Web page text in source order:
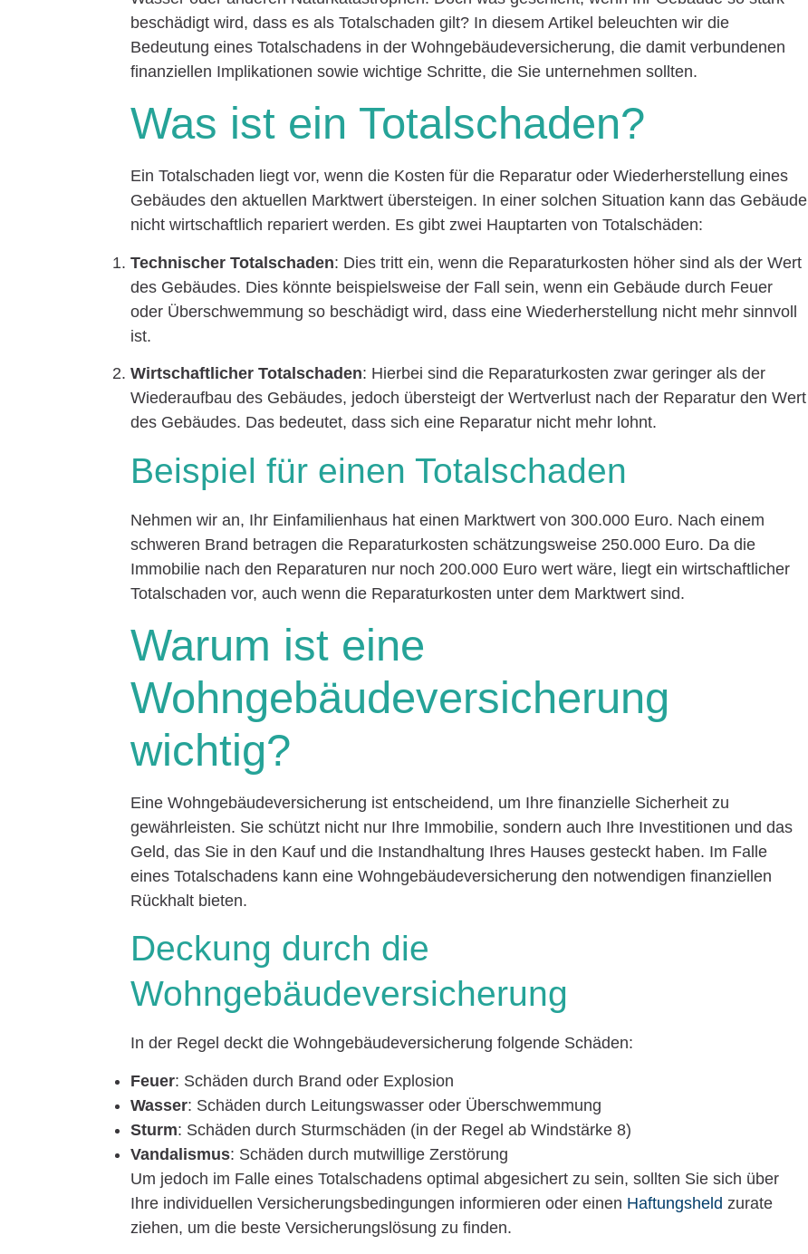
beschädigt wird, dass es als Totalschaden gilt? In diesem Artikel beleuchten wir die
Bedeutung eines Totalschadens in der Wohngebäudeversicherung, die damit verbundenen
finanziellen Implikationen sowie wichtige Schritte, die Sie unternehmen sollten.
Was ist ein Totalschaden?
Ein Totalschaden liegt vor, wenn die Kosten für die Reparatur oder Wiederherstellung eines
Gebäudes den aktuellen Marktwert übersteigen. In einer solchen Situation kann das Gebäude
nicht wirtschaftlich repariert werden. Es gibt zwei Hauptarten von Totalschäden:
Technischer Totalschaden: Dies tritt ein, wenn die Reparaturkosten höher sind als der Wert
des Gebäudes. Dies könnte beispielsweise der Fall sein, wenn ein Gebäude durch Feuer
oder Überschwemmung so beschädigt wird, dass eine Wiederherstellung nicht mehr sinnvoll
ist.
Wirtschaftlicher Totalschaden: Hierbei sind die Reparaturkosten zwar geringer als der
Wiederaufbau des Gebäudes, jedoch übersteigt der Wertverlust nach der Reparatur den Wert
des Gebäudes. Das bedeutet, dass sich eine Reparatur nicht mehr lohnt.
Beispiel für einen Totalschaden
Nehmen wir an, Ihr Einfamilienhaus hat einen Marktwert von 300.000 Euro. Nach einem
schweren Brand betragen die Reparaturkosten schätzungsweise 250.000 Euro. Da die
Immobilie nach den Reparaturen nur noch 200.000 Euro wert wäre, liegt ein wirtschaftlicher
Totalschaden vor, auch wenn die Reparaturkosten unter dem Marktwert sind.
Warum ist eine
Wohngebäudeversicherung
wichtig?
Eine Wohngebäudeversicherung ist entscheidend, um Ihre finanzielle Sicherheit zu
gewährleisten. Sie schützt nicht nur Ihre Immobilie, sondern auch Ihre Investitionen und das
Geld, das Sie in den Kauf und die Instandhaltung Ihres Hauses gesteckt haben. Im Falle
eines Totalschadens kann eine Wohngebäudeversicherung den notwendigen finanziellen
Rückhalt bieten.
Deckung durch die
Wohngebäudeversicherung
In der Regel deckt die Wohngebäudeversicherung folgende Schäden:
Feuer: Schäden durch Brand oder Explosion
Wasser: Schäden durch Leitungswasser oder Überschwemmung
Sturm: Schäden durch Sturmschäden (in der Regel ab Windstärke 8)
Vandalismus: Schäden durch mutwillige Zerstörung
Um jedoch im Falle eines Totalschadens optimal abgesichert zu sein, sollten Sie sich über
Ihre individuellen Versicherungsbedingungen informieren oder einen Haftungsheld zurate
ziehen, um die beste Versicherungslösung zu finden.